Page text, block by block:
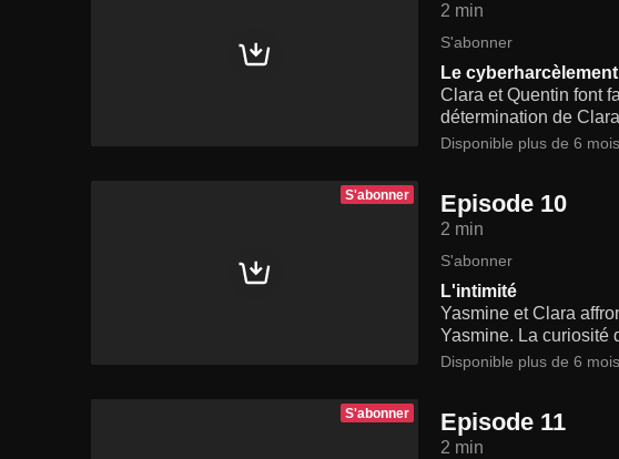
2 min
S'abonner
Le cyberharcèlement
Clara et Quentin font
détermination de
Disponible plus de 6 mois
S'abonner Episode 10
2 min
S'abonner
L'intimité
Yasmine et Clara
Yasmine. La curiosité
Disponible plus de 6 mois
S'abonner Episode 11
2 min